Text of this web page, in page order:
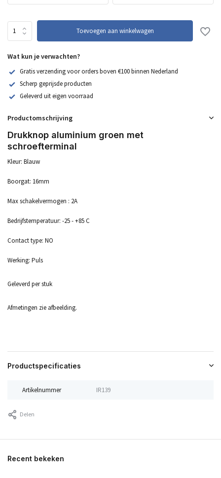
Toevoegen aan winkelwagen
Wat kun je verwachten?
Gratis verzending voor orders boven €100 binnen Nederland
Scherp geprijsde producten
Geleverd uit eigen voorraad
Productomschrijving
Drukknop aluminium groen met
schroefterminal
Kleur: Blauw
Boorgat: 16mm
Max schakelvermogen : 2A
Bedrijfstemperatuur: -25 - +85 C
Contact type: NO
Werking: Puls
Geleverd per stuk
Afmetingen zie afbeelding.
Productspecificaties
Artikelnummer IR139
Delen
Recent bekeken